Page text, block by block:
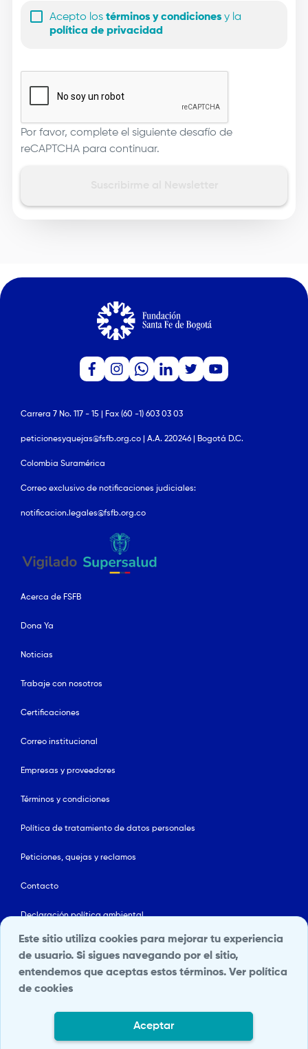
Acepto los términos y condiciones y la
política de privacidad
Por favor, complete el siguiente desafío de
reCAPTCHA para continuar.
Carrera 7 No. 117 - 15 | Fax (60 -1) 603 03 03
peticionesyquejas@fsfb.org.co | A.A. 220246 | Bogotá D.C.
Colombia Suramérica
Correo exclusivo de notificaciones judiciales:
notificacion.legales@fsfb.org.co
Acerca de FSFB
Dona Ya
Noticias
Trabaje con nosotros
Certificaciones
Correo institucional
Empresas y proveedores
Términos y condiciones
Política de tratamiento de datos personales
Peticiones, quejas y reclamos
Contacto
Declaración política ambiental
Línea ética
Mapa del sitio
Este sitio utiliza cookies para mejorar tu experiencia
de usuario. Si sigues navegando por el sitio,
entendemos que aceptas estos términos.Ver política
de cookies
Aceptar